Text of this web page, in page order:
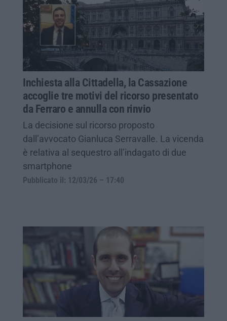
Inchiesta alla Cittadella, la Cassazione
accoglie tre motivi del ricorso presentato
da Ferraro e annulla con rinvio
La decisione sul ricorso proposto
dall’avvocato Gianluca Serravalle. La vicenda
è relativa al sequestro all’indagato di due
smartphone
Pubblicato il: 12/03/26 – 17:40